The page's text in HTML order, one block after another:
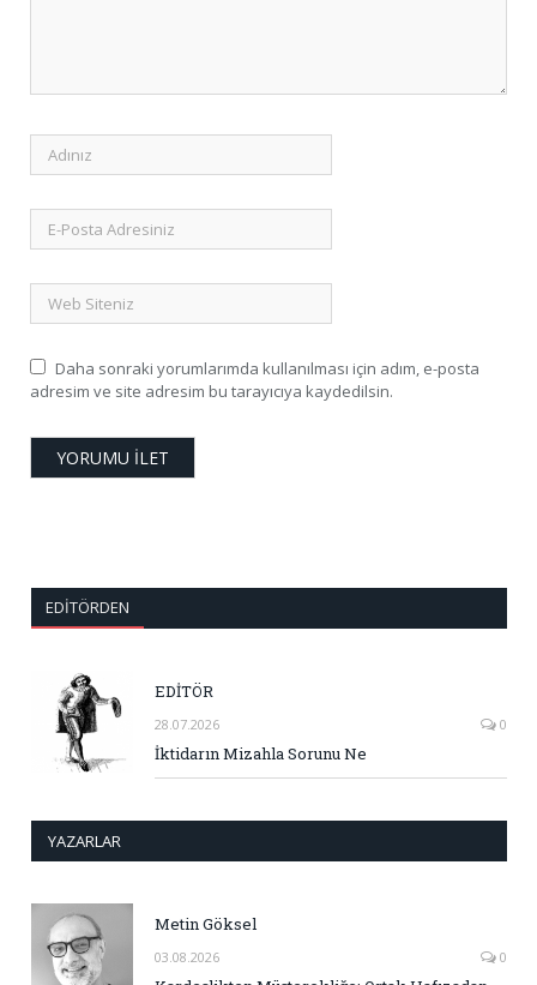
Daha sonraki yorumlarımda kullanılması için adım, e-posta
adresim ve site adresim bu tarayıcıya kaydedilsin.
EDITÖRDEN
EDİTÖR
28.07.2026 0
İktidarın Mizahla Sorunu Ne
YAZARLAR
Metin Göksel
03.08.2026 0